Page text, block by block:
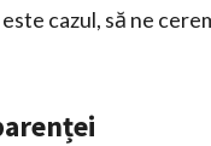
cazul, să ne